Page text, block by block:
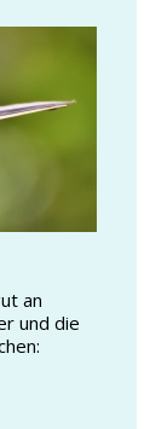
an
und die